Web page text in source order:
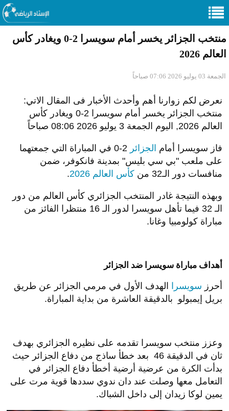
منتخب الجزائر يخسر أمام سويسرا 2-0 ويغادر كأس
العالم 2026
الجمعة 03 يوليو 2026 07:06 صباحاً
نعرض لكم زوارنا أهم وأحدث الأخبار فى المقال الاتي:
منتخب الجزائر يخسر أمام سويسرا 2-0 ويغادر كأس
العالم 2026, اليوم الجمعة 3 يوليو 2026 08:06 صباحاً
فاز سويسرا أمام الجزائر
2-0 في المباراة التي جمعتهما
على ملعب "بي سي بليس" بمدينة فانكوفر، ضمن
منافسات دور الـ32 من
كأس العالم 2026 .
وبهذه النتيجة غادر المنتخب الجزائري كأس العالم من دور
الـ 32 فيما تأهل سويسرا لدور الـ 16 منتظرا الفائز من
مباراة كولومبيا وغانا.
أهداف مباراة سويسرا ضد الجزائر
أحرز سويسرا
الهدف الأول في مرمي الجزائر عن طريق
بريل إيمبولو بالدقيقة العاشرة من بداية المباراة.
وعزز منتخب سويسرا تقدمه على نظيره الجزائري بهدف
ثان في الدقيقة 46 بعد خطأ ساذج من دفاع الجزائر حيث
بدأت الكرة من عرضية أرضية أخطأ دفاع الجزائر في
التعامل معها وصلت عند دان ندوي سددها قوية مرت على
يمين لوكا زيدان إلى داخل الشباك.